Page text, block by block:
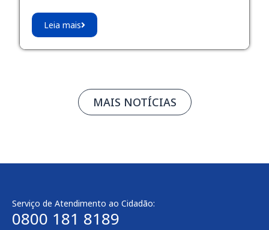
Leia mais
MAIS NOTÍCIAS
Serviço de Atendimento ao Cidadão:
0800 181 8189